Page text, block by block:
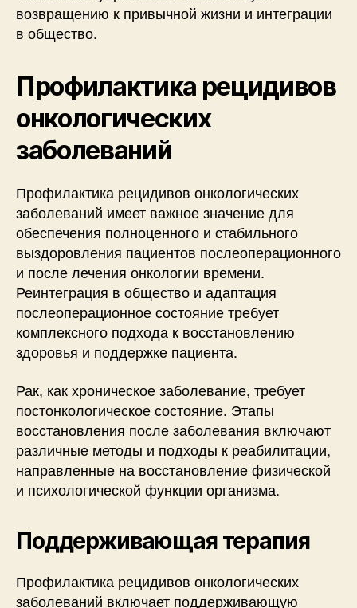
возвращению к привычной жизни и интеграции
в общество.
Профилактика рецидивов
онкологических
заболеваний
Профилактика рецидивов онкологических
заболеваний имеет важное значение для
обеспечения полноценного и стабильного
выздоровления пациентов послеоперационного
и после лечения онкологии времени.
Реинтеграция в общество и адаптация
послеоперационное состояние требует
комплексного подхода к восстановлению
здоровья и поддержке пациента.
Рак, как хроническое заболевание, требует
постонкологическое состояние. Этапы
восстановления после заболевания включают
различные методы и подходы к реабилитации,
направленные на восстановление физической
и психологической функции организма.
Поддерживающая терапия
Профилактика рецидивов онкологических
заболеваний включает поддерживающую